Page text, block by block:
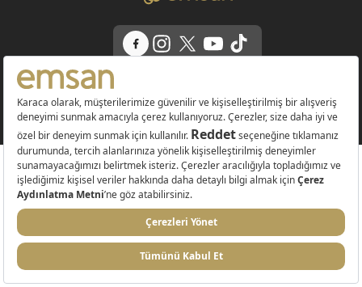
© 2026 EMSAN A.Ş. Tüm Hakları Saklıdır